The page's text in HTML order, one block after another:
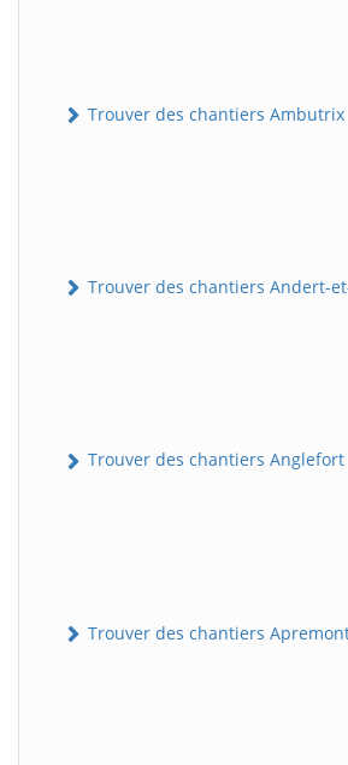
Trouver des chantiers Ambutrix
Trouver des chantiers Andert-
Trouver des chantiers Anglefort
Trouver des chantiers